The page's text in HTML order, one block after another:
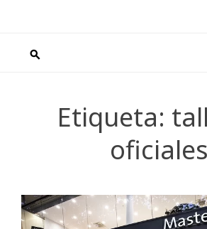
Etiqueta:
oficiales